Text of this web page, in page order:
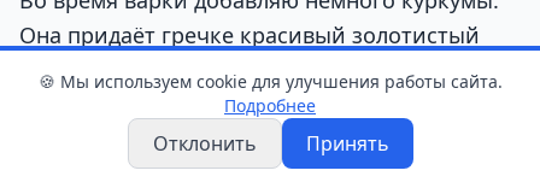
Она придаёт гречке красивый золотистый
оттенок и лёгкий пряный аромат. Обычно
достаточно небольшой щепотки, иначе вкус
специи станет слишком заметным.
🍪 Мы используем cookie для улучшения работы сайта.
Подробнее
Отклонить Принять